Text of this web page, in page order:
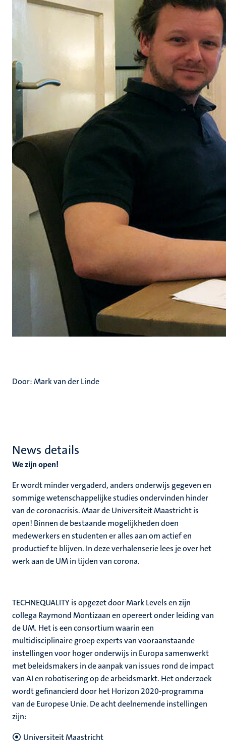
Door: Mark van der Linde
News details
We zijn open!
Er wordt minder vergaderd, anders onderwijs gegeven en
sommige wetenschappelijke studies ondervinden hinder
van de coronacrisis. Maar de Universiteit Maastricht is
open! Binnen de bestaande mogelijkheden doen
medewerkers en studenten er alles aan om actief en
productief te blijven. In deze verhalenserie lees je over het
werk aan de UM in tijden van corona.
TECHNEQUALITY is opgezet door Mark Levels en zijn
collega Raymond Montizaan en opereert onder leiding van
de UM. Het is een consortium waarin een
multidisciplinaire groep experts van vooraanstaande
instellingen voor hoger onderwijs in Europa samenwerkt
met beleidsmakers in de aanpak van issues rond de impact
van AI en robotisering op de arbeidsmarkt. Het onderzoek
wordt gefinancierd door het Horizon 2020-programma
van de Europese Unie. De acht deelnemende instellingen
zijn:
Universiteit Maastricht